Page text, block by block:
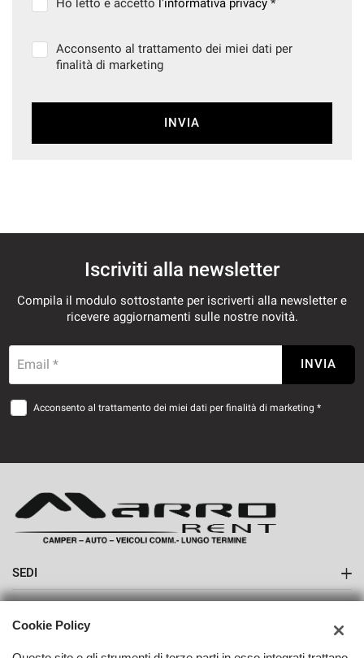
Acconsento al trattamento dei miei dati per
finalità di marketing
INVIA
Iscriviti alla newsletter
Compila il modulo sottostante per iscriverti alla newsletter e
ricevere aggiornamenti sulle nostre novità.
Email * INVIA
Acconsento al trattamento dei miei dati per finalità di marketing *
SEDI
Sede di Boves
AZIENDA
Cookie Policy